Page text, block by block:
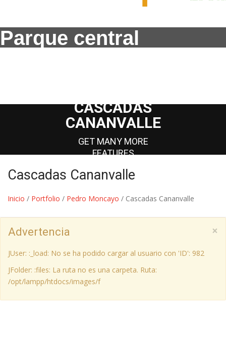
Parque central
CASCADAS
CANANVALLE
GET MANY MORE
FEATURES
Cascadas Cananvalle
Inicio / Portfolio / Pedro Moncayo / Cascadas Cananvalle
×
Advertencia
JUser: :_load: No se ha podido cargar al usuario con 'ID': 982
JFolder: :files: La ruta no es una carpeta. Ruta:
/opt/lampp/htdocs/images/f